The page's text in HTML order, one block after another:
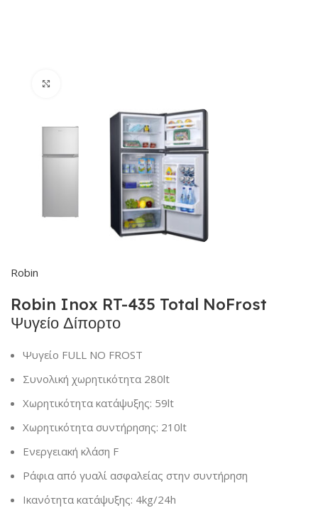
Robin
Robin Inox RT-435 Total NoFrost
Ψυγείο Δίπορτο
Ψυγείο FULL NO FROST
Συνολική χωρητικότητα 280lt
Χωρητικότητα κατάψυξης: 59lt
Χωρητικότητα συντήρησης: 210lt
Ενεργειακή κλάση F
Ράφια από γυαλί ασφαλείας στην συντήρηση
Ικανότητα κατάψυξης: 4kg/24h